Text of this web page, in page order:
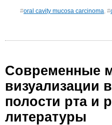
#oral cavity mucosa carcinoma, #
Современные
визуализации
полости рта и
литературы